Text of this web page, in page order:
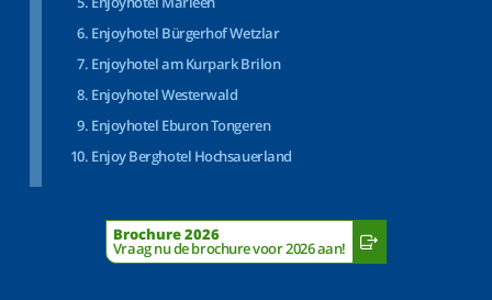
Enjoyhotel Bürgerhof Wetzlar
Enjoyhotel am Kurpark Brilon
Enjoyhotel Westerwald
Enjoyhotel Eburon Tongeren
Enjoy Berghotel Hochsauerland
Brochure 2026
Vraag nu de brochure voor 2026 aan!